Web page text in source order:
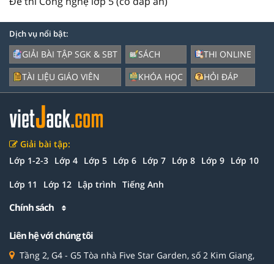
Dịch vụ nổi bật:
GIẢI BÀI TẬP SGK & SBT
TÀI LIỆU GIÁO VIÊN
SÁCH
KHÓA HỌC
THI ONLINE
HỎI ĐÁP
Giải bài tập:
Lớp 1-2-3 Lớp 4 Lớp 5 Lớp 6 Lớp 7 Lớp 8 Lớp 9 Lớp 10
Lớp 11 Lớp 12 Lập trình Tiếng Anh
Chính sách
Liên hệ với chúng tôi
Tầng 2, G4 - G5 Tòa nhà Five Star Garden, số 2 Kim Giang,